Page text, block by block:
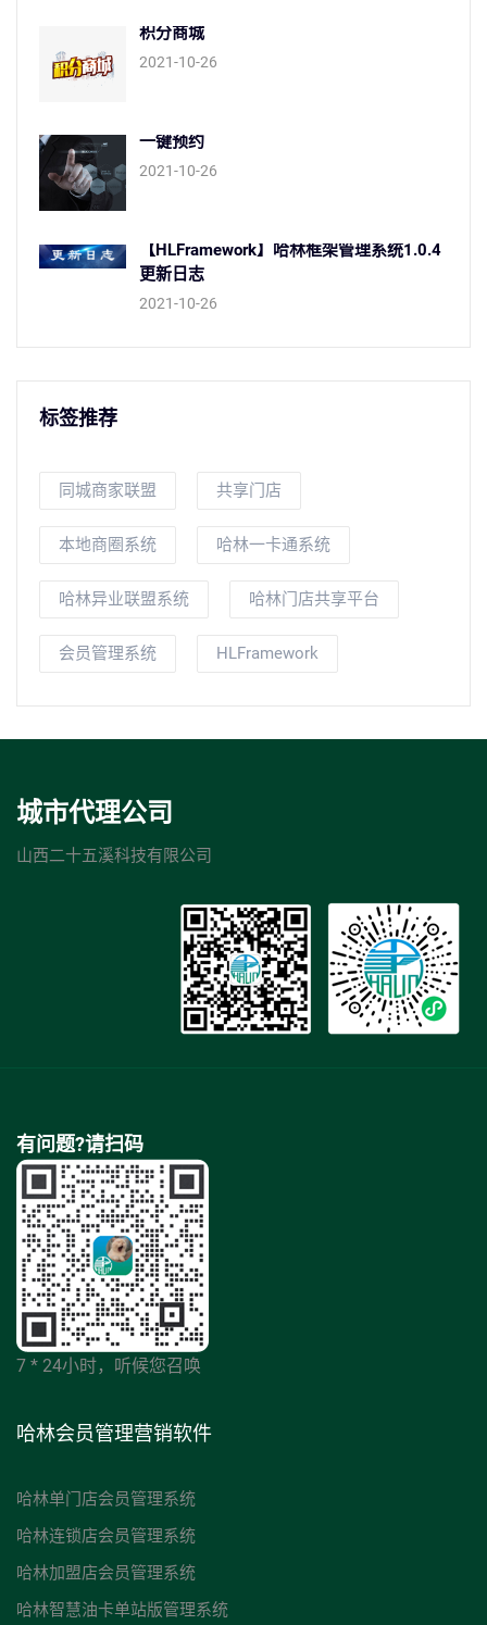
积分商城
2021-10-26
一键预约
2021-10-26
【HLFramework】哈林框架管理系统1.0.4
更新日志
2021-10-26
标签推荐
同城商家联盟 共享门店
本地商圈系统 哈林一卡通系统
哈林异业联盟系统 哈林门店共享平台
会员管理系统 HLFramework
城市代理公司
山西二十五溪科技有限公司
有问题?请扫码
7 * 24小时，听候您召唤
哈林会员管理营销软件
哈林单门店会员管理系统
哈林连锁店会员管理系统
哈林加盟店会员管理系统
哈林智慧油卡单站版管理系统